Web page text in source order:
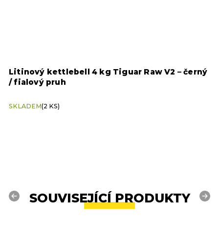
Litinový kettlebell 4 kg Tiguar Raw V2 – černý
/ fialový pruh
SKLADEM(2 KS)
SOUVISEJÍCÍ PRODUKTY
Previous Next